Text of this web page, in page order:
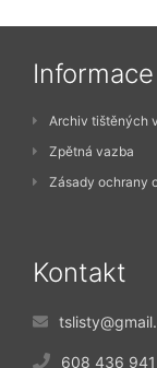
Informace
Archiv tištěných
Zpětná vazba
Zásady ochrany
Kontakt
608 436 941